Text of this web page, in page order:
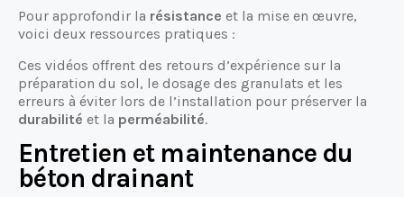
Pour approfondir la résistance et la mise en œuvre,
voici deux ressources pratiques :
Ces vidéos offrent des retours d’expérience sur la
préparation du sol, le dosage des granulats et les
erreurs à éviter lors de l’installation pour préserver la
durabilité et la perméabilité.
Entretien et maintenance du
béton drainant